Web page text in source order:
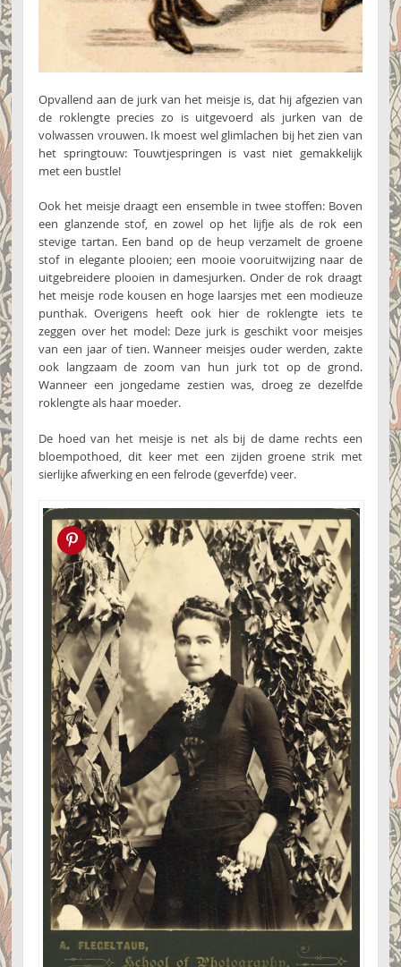
Opvallend aan de jurk van het meisje is, dat hij afgezien van
de roklengte precies zo is uitgevoerd als jurken van de
volwassen vrouwen. Ik moest wel glimlachen bij het zien van
het springtouw: Touwtjespringen is vast niet gemakkelijk
met een bustle!
Ook het meisje draagt een ensemble in twee stoffen: Boven
een glanzende stof, en zowel op het lijfje als de rok een
stevige tartan. Een band op de heup verzamelt de groene
stof in elegante plooien; een mooie vooruitwijzing naar de
uitgebreidere plooien in damesjurken. Onder de rok draagt
het meisje rode kousen en hoge laarsjes met een modieuze
punthak. Overigens heeft ook hier de roklengte iets te
zeggen over het model: Deze jurk is geschikt voor meisjes
van een jaar of tien. Wanneer meisjes ouder werden, zakte
ook langzaam de zoom van hun jurk tot op de grond.
Wanneer een jongedame zestien was, droeg ze dezelfde
roklengte als haar moeder.
De hoed van het meisje is net als bij de dame rechts een
bloempothoed, dit keer met een zijden groene strik met
sierlijke afwerking en een felrode (geverfde) veer.
Pin this!